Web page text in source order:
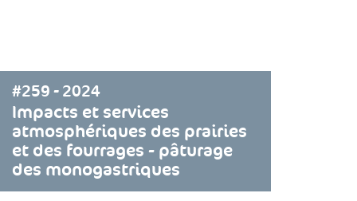
#259 - 2024
Impacts et services
atmosphériques des prairies
et des fourrages - pâturage
des monogastriques